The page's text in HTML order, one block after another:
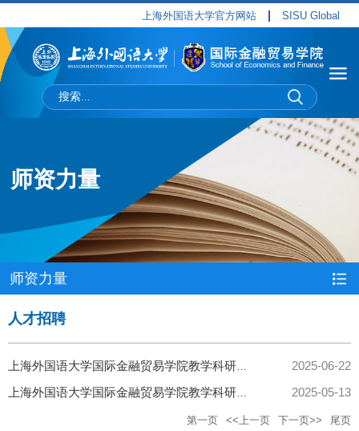
上海外国语大学官方网站 SISU Global
师资力量
师资力量
人才招聘
上海外国语大学国际金融贸易学院教学科研人员招聘启事 2025-06-22
上海外国语大学国际金融贸易学院教学科研人员招聘启事 2025-05-13
第一页 <<上一页 下一页>> 尾页